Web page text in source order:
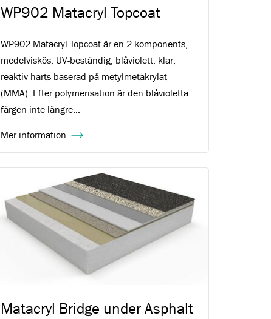
WP902 Matacryl Topcoat
WP902 Matacryl Topcoat är en 2-komponents,
medelviskös, UV-beständig, blåviolett, klar,
reaktiv harts baserad på metylmetakrylat
(MMA). Efter polymerisation är den blåvioletta
färgen inte längre...
Mer information
Matacryl Bridge under Asphalt